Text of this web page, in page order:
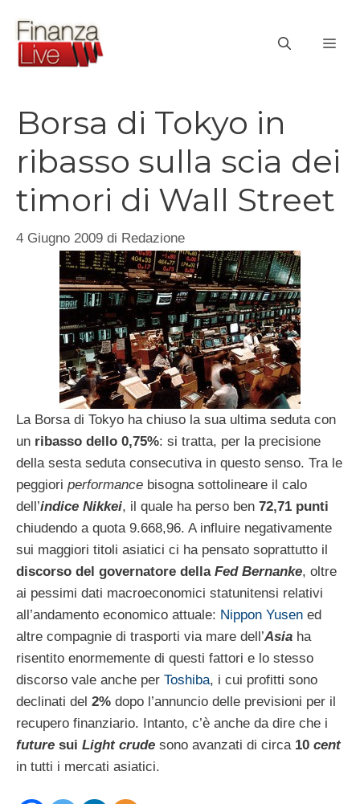
contenuto
Borsa di Tokyo in
ribasso sulla scia dei
timori di Wall Street
4 Giugno 2009 di Redazione
La Borsa di Tokyo ha chiuso la sua ultima seduta con
un ribasso dello 0,75%: si tratta, per la precisione
della sesta seduta consecutiva in questo senso. Tra le
peggiori performance bisogna sottolineare il calo
dell’indice Nikkei, il quale ha perso ben 72,71 punti
chiudendo a quota 9.668,96. A influire negativamente
sui maggiori titoli asiatici ci ha pensato soprattutto il
discorso del governatore della Fed Bernanke, oltre
ai pessimi dati macroeconomici statunitensi relativi
all’andamento economico attuale: Nippon Yusen ed
altre compagnie di trasporti via mare dell’Asia ha
risentito enormemente di questi fattori e lo stesso
discorso vale anche per Toshiba, i cui profitti sono
declinati del 2% dopo l’annuncio delle previsioni per il
recupero finanziario. Intanto, c’è anche da dire che i
future sui Light crude sono avanzati di circa 10 cent
in tutti i mercati asiatici.